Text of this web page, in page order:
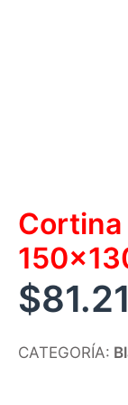
Cortina
$
CATEGORÍA: